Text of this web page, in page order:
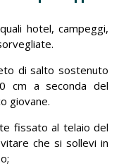
hotel, campeggi,
di salto sostenuto
cm a seconda del
giovane.
fissato al telaio del
che si sollevi in